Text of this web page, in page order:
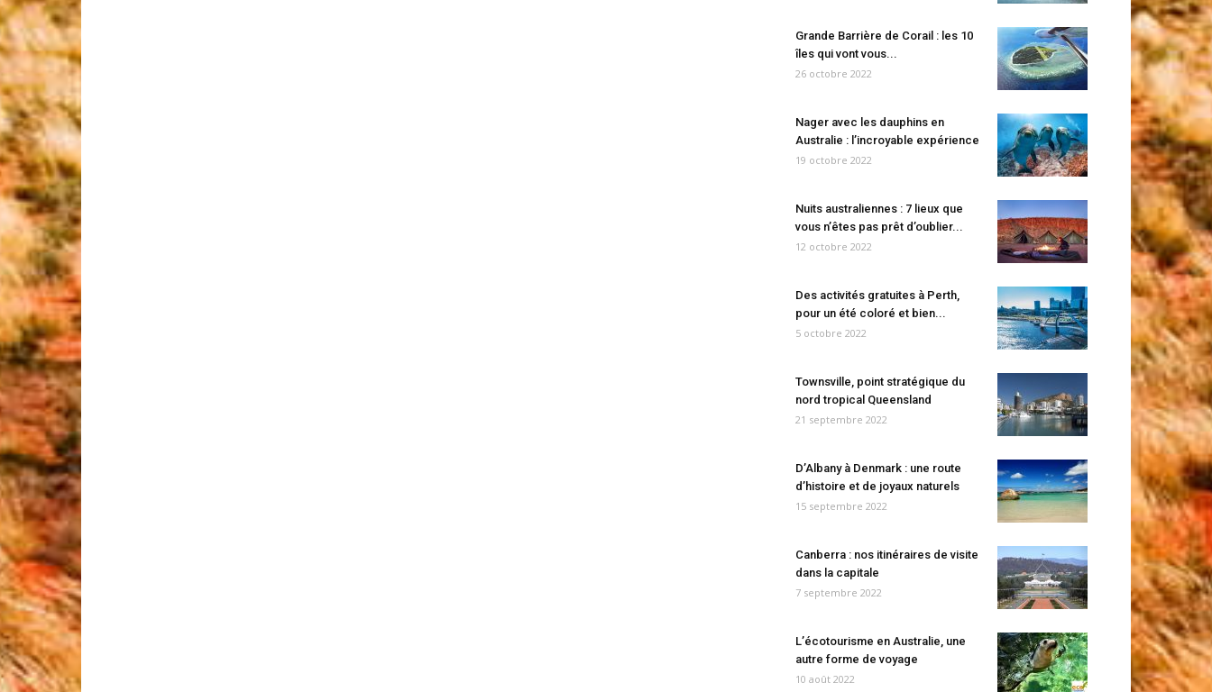
Grande Barrière de Corail : les 10
îles qui vont vous...
26 octobre 2022
Nager avec les dauphins en
Australie : l’incroyable expérience
19 octobre 2022
Nuits australiennes : 7 lieux que
vous n’êtes pas prêt d’oublier...
12 octobre 2022
Des activités gratuites à Perth,
pour un été coloré et bien...
5 octobre 2022
Townsville, point stratégique du
nord tropical Queensland
21 septembre 2022
D’Albany à Denmark : une route
d’histoire et de joyaux naturels
15 septembre 2022
Canberra : nos itinéraires de visite
dans la capitale
7 septembre 2022
L’écotourisme en Australie, une
autre forme de voyage
10 août 2022